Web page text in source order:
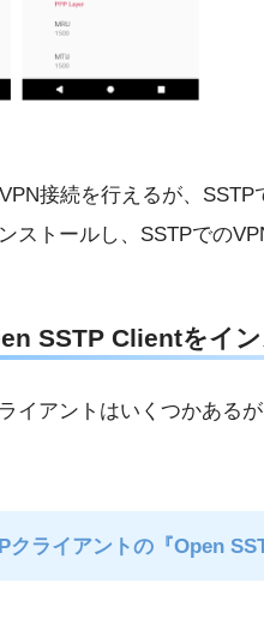
接続を行えるが、SSTP
ストールし、SSTPでの
SSTP Clientをイ
イアントはいくつかある
クライアントの『Open